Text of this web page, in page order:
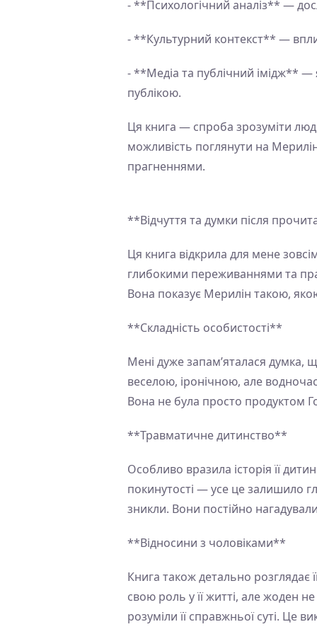
- **Психологічний аналіз** —
- **Культурний контекст** —
- **Медіа та публічний імідж** —
публікою.
Ця книга — спроба зрозуміти
можливість поглянути на
прагненнями.
**Відчуття та думки після
Ця книга відкрила для мене
глибокими переживаннями та
Вона показує Мерилін такою,
**Складність особистості**
Мені дуже запам’яталася
веселою, іронічною, але
Вона не була просто продуктом
**Травматичне дитинство**
Особливо вразила історія її
покинутості — усе це залишило
зникли. Вони постійно
**Відносини з чоловіками**
Книга також детально розглядає
свою роль у її житті, але жоден
розуміли її справжньої суті. Це